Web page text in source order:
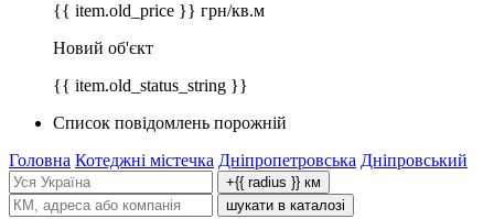
{{ item.old_price }} грн/кв.м
Новий об'єкт
{{ item.old_status_string }}
Список повідомлень порожній
Головна Котеджні містечка Дніпропетровська Дніпровський
+{{ radius }} км
шукати в каталозі